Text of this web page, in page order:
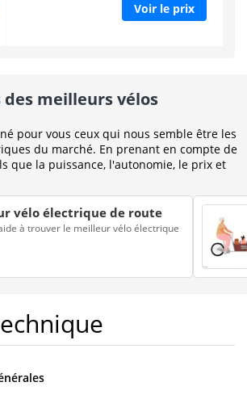
Voir le prix
des meilleurs vélos
pour vous ceux qui nous semble être les
du marché. En prenant en compte de
que la puissance, l'autonomie, le prix et
vélo électrique de route
à trouver le meilleur vélo électrique